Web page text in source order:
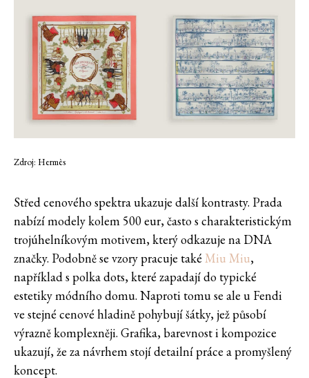
Zdroj: Hermès
Střed cenového spektra ukazuje další kontrasty. Prada
nabízí modely kolem 500 eur, často s charakteristickým
trojúhelníkovým motivem, který odkazuje na DNA
značky. Podobně se vzory pracuje také Miu Miu,
například s polka dots, které zapadají do typické
estetiky módního domu. Naproti tomu se ale u Fendi
ve stejné cenové hladině pohybují šátky, jež působí
výrazně komplexněji. Grafika, barevnost i kompozice
ukazují, že za návrhem stojí detailní práce a promyšlený
koncept.